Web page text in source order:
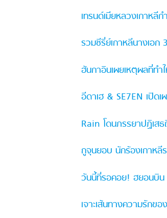
เทรนด์เมียหลวงเกาห
รวมซีรี่ย์เกาหลีนางเอ
ฮันกาอินเผยเหตุผลที่ท
อีดาเฮ & SE7EN เปิด
Rain โดนภรรยาปฏิเส
กูจุนยอบ นักร้องเกาห
วันนี้ที่รอคอย! ฮยอนบิน
เจาะเส้นทางความรัก